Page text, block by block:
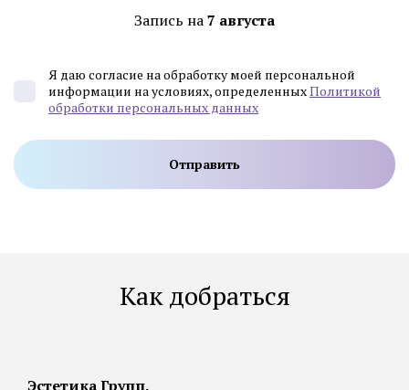
Запись на7 августа
Я даю согласие на обработку моей персональной
информации на условиях, определенныхПолитикой
обработки персональных данных
Как добраться
Эстетика Групп.